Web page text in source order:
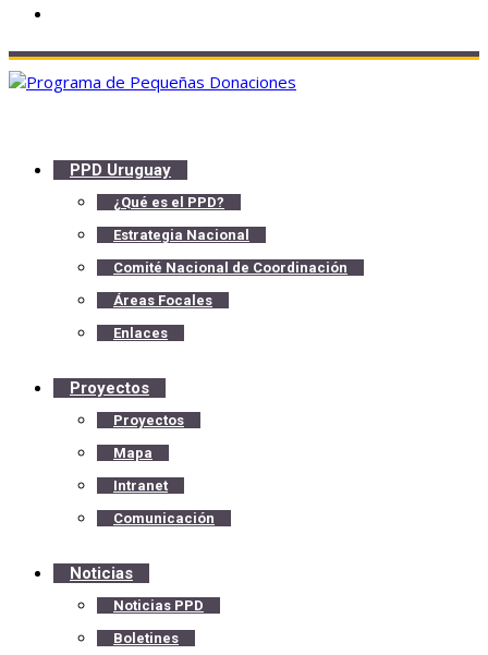
PPD Uruguay
¿Qué es el PPD?
Estrategia Nacional
Comité Nacional de Coordinación
Áreas Focales
Enlaces
Proyectos
Proyectos
Mapa
Intranet
Comunicación
Noticias
Noticias PPD
Boletines